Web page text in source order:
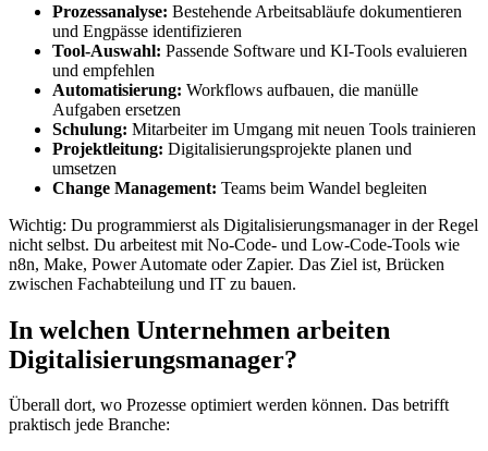
Prozessanalyse: Bestehende Arbeitsabläufe dokumentieren
und Engpässe identifizieren
Tool-Auswahl: Passende Software und KI-Tools evaluieren
und empfehlen
Automatisierung: Workflows aufbauen, die manülle
Aufgaben ersetzen
Schulung: Mitarbeiter im Umgang mit neuen Tools trainieren
Projektleitung: Digitalisierungsprojekte planen und
umsetzen
Change Management: Teams beim Wandel begleiten
Wichtig: Du programmierst als Digitalisierungsmanager in der Regel
nicht selbst. Du arbeitest mit No-Code- und Low-Code-Tools wie
n8n, Make, Power Automate oder Zapier. Das Ziel ist, Brücken
zwischen Fachabteilung und IT zu bauen.
In welchen Unternehmen arbeiten
Digitalisierungsmanager?
Überall dort, wo Prozesse optimiert werden können. Das betrifft
praktisch jede Branche: